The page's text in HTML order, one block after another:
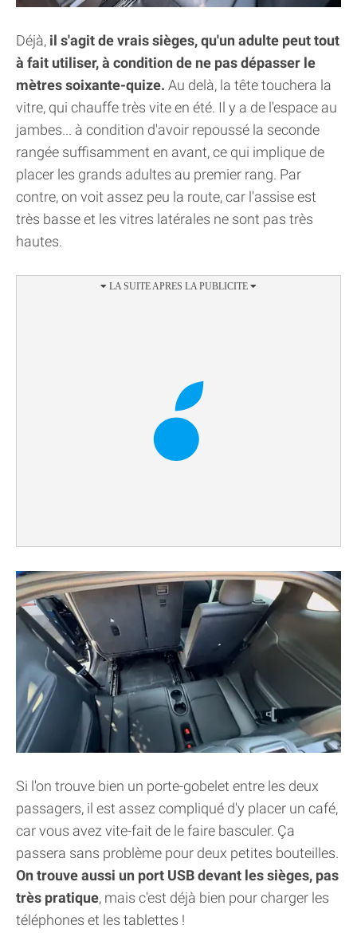
Déjà, il s'agit de vrais sièges, qu'un adulte peut tout
à fait utiliser, à condition de ne pas dépasser le
mètres soixante-quize. Au delà, la tête touchera la
vitre, qui chauffe très vite en été. Il y a de l'espace au
jambes... à condition d'avoir repoussé la seconde
rangée suffisamment en avant, ce qui implique de
placer les grands adultes au premier rang. Par
contre, on voit assez peu la route, car l'assise est
très basse et les vitres latérales ne sont pas très
hautes.
Si l'on trouve bien un porte-gobelet entre les deux
passagers, il est assez compliqué d'y placer un café,
car vous avez vite-fait de le faire basculer. Ça
passera sans problème pour deux petites bouteilles.
On trouve aussi un port USB devant les sièges, pas
très pratique, mais c'est déjà bien pour charger les
téléphones et les tablettes !